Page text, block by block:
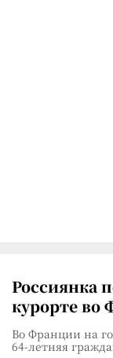
Россиянка
курорте во
Во Франции на
64-летняя